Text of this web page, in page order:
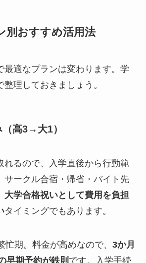
別おすすめ活用法
最適なプランは変わります。学
理しておきましょう。
高3→大1）
れるので、入学直後から行動範
サークル合宿・帰省・バイト先
大学合格祝いとして費用を負担
タイミングでもあります。
忙期。料金が高めなので、 3か月
早期予約が鉄則 です。入学手続